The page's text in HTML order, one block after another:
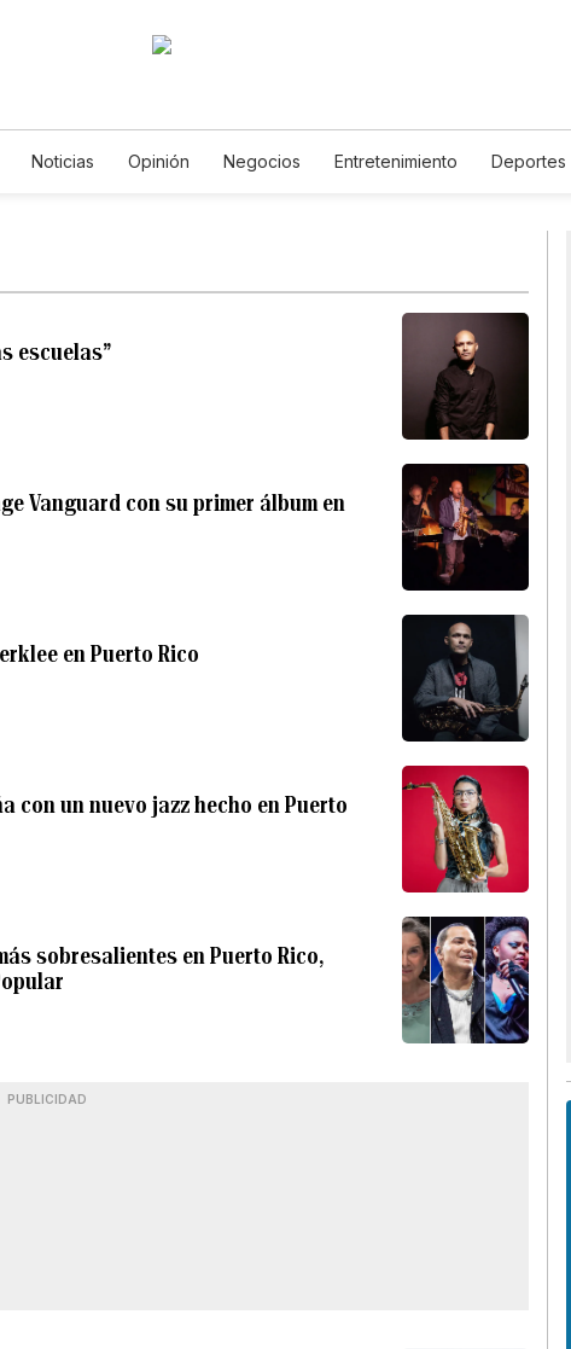
Noticias Opinión Negocios Entretenimiento Deportes
escuelas”
Vanguard con su primer álbum en
en Puerto Rico
con un nuevo jazz hecho en Puerto
sobresalientes en Puerto Rico,
PUBLICIDAD